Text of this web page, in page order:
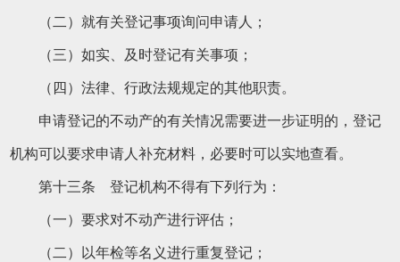
（二）就有关登记事项询问申请人；
（三）如实、及时登记有关事项；
（四）法律、行政法规规定的其他职责。
申请登记的不动产的有关情况需要进一步证明的，登记
机构可以要求申请人补充材料，必要时可以实地查看。
第十三条 登记机构不得有下列行为：
（一）要求对不动产进行评估；
（二）以年检等名义进行重复登记；